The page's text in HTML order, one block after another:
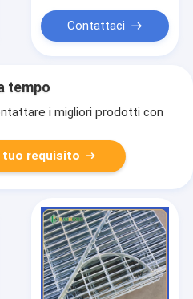
Contattaci
tempo
i migliori prodotti con
tuo requisito